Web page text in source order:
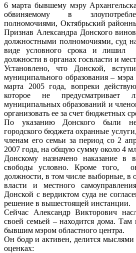
6 марта бывшему мэру
обвиняемому в
полномочиями, Октябрьский
Признав Александра Донского
должностными полномочиями, суд
виде условного срока и лишил
должности в органах госвласти и
Установлено, что Донской,
муниципального образования – мэра
марта 2005 года, вопреки
которое не предусматривает
муниципальных образований и
организовать ее за счет бюджетных
По указанию Донского были
городского бюджета охранные
членам его семьи за период со 2
2007 года, на общую сумму около 4
Донскому назначено наказание в
свободы условно. Кроме того,
должности, в том числе выборные, в
власти и местного
Донской с вердиктом суда не
решение в вышестоящей инстанции.
Сейчас Александр Викторович
своей семьей – находится дома.
бывшим мэром областного центра.
Он бодр и активен, делится мыслями
оценках: